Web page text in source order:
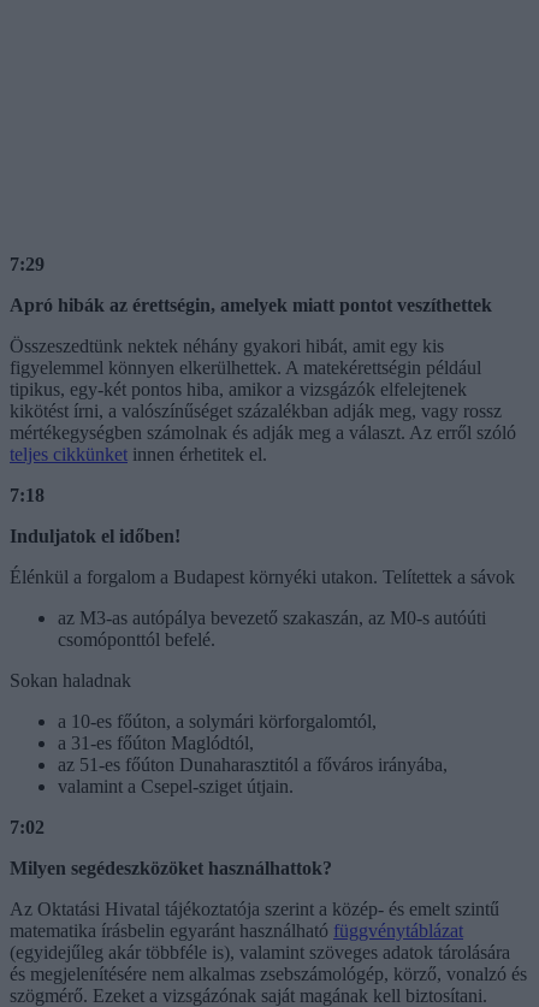
7:29
Apró hibák az érettségin, amelyek miatt pontot veszíthettek
Összeszedtünk nektek néhány gyakori hibát, amit egy kis
figyelemmel könnyen elkerülhettek. A matekérettségin például
tipikus, egy-két pontos hiba, amikor a vizsgázók elfelejtenek
kikötést írni, a valószínűséget százalékban adják meg, vagy rossz
mértékegységben számolnak és adják meg a választ. Az erről szóló
teljes cikkünket innen érhetitek el.
7:18
Induljatok el időben!
Élénkül a forgalom a Budapest környéki utakon. Telítettek a sávok
az M3-as autópálya bevezető szakaszán, az M0-s autóúti
csomóponttól befelé.
Sokan haladnak
a 10-es főúton, a solymári körforgalomtól,
a 31-es főúton Maglódtól,
az 51-es főúton Dunaharasztitól a főváros irányába,
valamint a Csepel-sziget útjain.
7:02
Milyen segédeszközöket használhattok?
Az Oktatási Hivatal tájékoztatója szerint a közép- és emelt szintű
matematika írásbelin egyaránt használható függvénytáblázat
(egyidejűleg akár többféle is), valamint szöveges adatok tárolására
és megjelenítésére nem alkalmas zsebszámológép, körző, vonalzó és
szögmérő. Ezeket a vizsgázónak saját magának kell biztosítani.